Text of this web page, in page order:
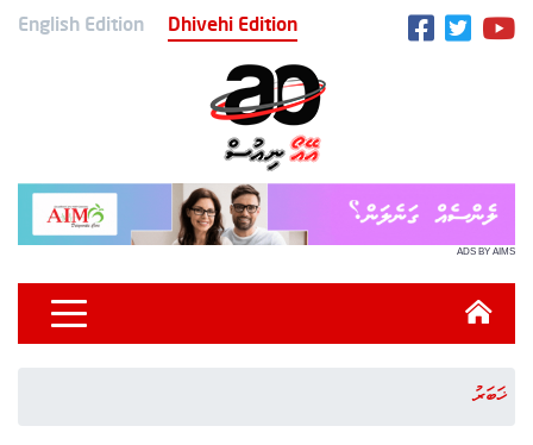
English Edition Dhivehi Edition
ADS BY AIMS
ޚަބަރު